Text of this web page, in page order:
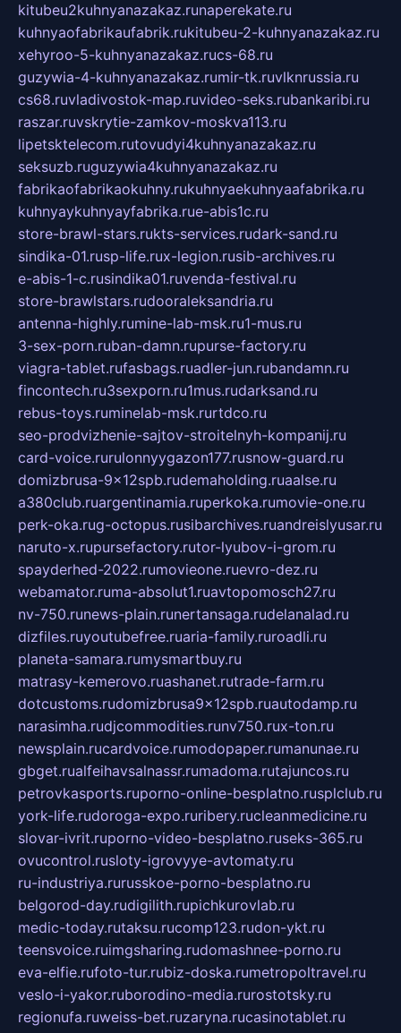
kitubeu2kuhnyanazakaz.runaperekate.ru
kuhnyaofabrikaufabrik.rukitubeu-2-kuhnyanazakaz.ru
xehyroo-5-kuhnyanazakaz.rucs-68.ru
guzywia-4-kuhnyanazakaz.rumir-tk.ruvlknrussia.ru
cs68.ruvladivostok-map.ruvideo-seks.rubankaribi.ru
raszar.ruvskrytie-zamkov-moskva113.ru
lipetsktelecom.rutovudyi4kuhnyanazakaz.ru
seksuzb.ruguzywia4kuhnyanazakaz.ru
fabrikaofabrikaokuhny.rukuhnyaekuhnyaafabrika.ru
kuhnyaykuhnyayfabrika.rue-abis1c.ru
store-brawl-stars.rukts-services.rudark-sand.ru
sindika-01.rusp-life.rux-legion.rusib-archives.ru
e-abis-1-c.rusindika01.ruvenda-festival.ru
store-brawlstars.rudooraleksandria.ru
antenna-highly.rumine-lab-msk.ru1-mus.ru
3-sex-porn.ruban-damn.rupurse-factory.ru
viagra-tablet.rufasbags.ruadler-jun.rubandamn.ru
fincontech.ru3sexporn.ru1mus.rudarksand.ru
rebus-toys.ruminelab-msk.rurtdco.ru
seo-prodvizhenie-sajtov-stroitelnyh-kompanij.ru
card-voice.rurulonnyygazon177.rusnow-guard.ru
domizbrusa-9x12spb.rudemaholding.ruaalse.ru
a380club.ruargentinamia.ruperkoka.rumovie-one.ru
perk-oka.rug-octopus.rusibarchives.ruandreislyusar.ru
naruto-x.rupursefactory.rutor-lyubov-i-grom.ru
spayderhed-2022.rumovieone.ruevro-dez.ru
webamator.ruma-absolut1.ruavtopomosch27.ru
nv-750.runews-plain.runertansaga.rudelanalad.ru
dizfiles.ruyoutubefree.ruaria-family.ruroadli.ru
planeta-samara.rumysmartbuy.ru
matrasy-kemerovo.ruashanet.rutrade-farm.ru
dotcustoms.rudomizbrusa9x12spb.ruautodamp.ru
narasimha.rudjcommodities.runv750.rux-ton.ru
newsplain.rucardvoice.rumodopaper.rumanunae.ru
gbget.rualfeihavsalnassr.rumadoma.rutajuncos.ru
petrovkasports.ruporno-online-besplatno.rusplclub.ru
york-life.rudoroga-expo.ruribery.rucleanmedicine.ru
slovar-ivrit.ruporno-video-besplatno.ruseks-365.ru
ovucontrol.rusloty-igrovyye-avtomaty.ru
ru-industriya.rurusskoe-porno-besplatno.ru
belgorod-day.rudigilith.rupichkurovlab.ru
medic-today.rutaksu.rucomp123.rudon-ykt.ru
teensvoice.ruimgsharing.rudomashnee-porno.ru
eva-elfie.rufoto-tur.rubiz-doska.rumetropoltravel.ru
veslo-i-yakor.ruborodino-media.rurostotsky.ru
regionufa.ruweiss-bet.ruzaryna.rucasinotablet.ru